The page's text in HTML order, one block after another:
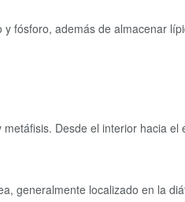
fósforo, además de almacenar
Desde el interior hacia el
generalmente localizado en la